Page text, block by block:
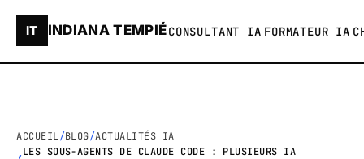
IT INDIANA TEMPIÉCONSULTANT IA FORMATEUR IA
ACCUEIL BLOG ACTUALITÉS IA
LES SOUS-AGENTS DE CLAUDE CODE : PLUSIEURS IA